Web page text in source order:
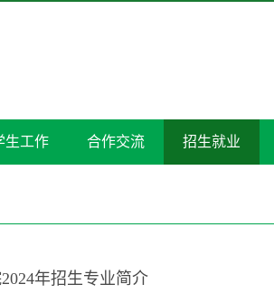
生工作 合作交流 招生就业
年招生专业简介